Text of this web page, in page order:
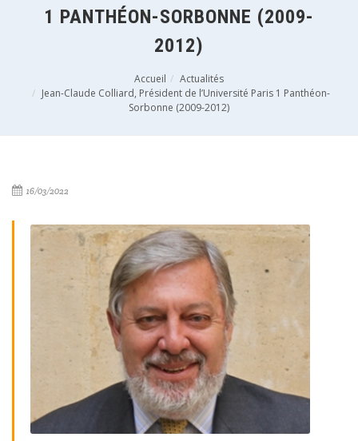
1 PANTHÉON-SORBONNE (2009-
2012)
Accueil
Actualités
Jean-Claude Colliard, Président de l’Université Paris 1 Panthéon-
Sorbonne (2009-2012)
16/03/2022